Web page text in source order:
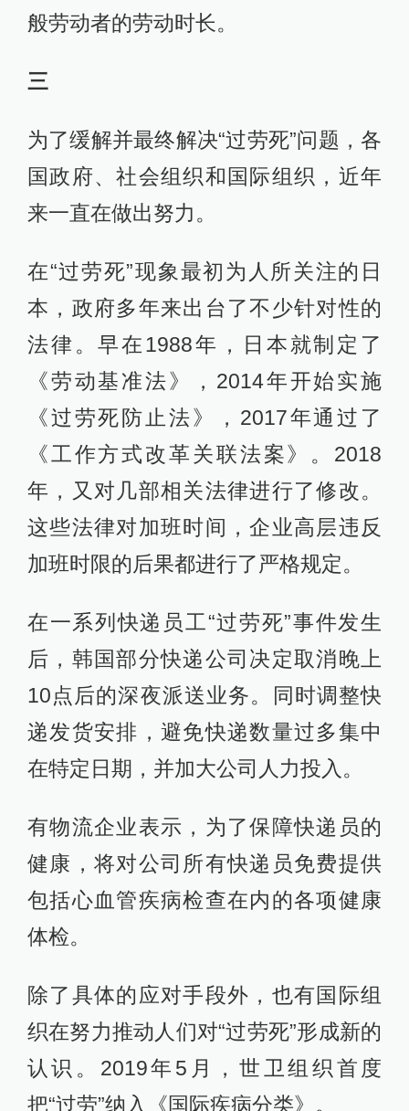
般劳动者的劳动时长。
三
为了缓解并最终解决“过劳死”问题，各
国政府、社会组织和国际组织，近年
来一直在做出努力。
在“过劳死”现象最初为人所关注的日
本，政府多年来出台了不少针对性的
法律。早在1988年，日本就制定了
《劳动基准法》，2014年开始实施
《过劳死防止法》，2017年通过了
《工作方式改革关联法案》。2018
年，又对几部相关法律进行了修改。
这些法律对加班时间，企业高层违反
加班时限的后果都进行了严格规定。
在一系列快递员工“过劳死”事件发生
后，韩国部分快递公司决定取消晚上
10点后的深夜派送业务。同时调整快
递发货安排，避免快递数量过多集中
在特定日期，并加大公司人力投入。
有物流企业表示，为了保障快递员的
健康，将对公司所有快递员免费提供
包括心血管疾病检查在内的各项健康
体检。
除了具体的应对手段外，也有国际组
织在努力推动人们对“过劳死”形成新的
认识。2019年5月，世卫组织首度
把“过劳”纳入《国际疾病分类》。